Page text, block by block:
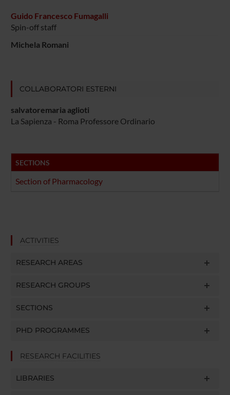
Guido Francesco Fumagalli
Spin-off staff
Michela Romani
COLLABORATORI ESTERNI
salvatoremaria aglioti
La Sapienza - Roma Professore Ordinario
SECTIONS
Section of Pharmacology
ACTIVITIES
RESEARCH AREAS
RESEARCH GROUPS
SECTIONS
PHD PROGRAMMES
RESEARCH FACILITIES
LIBRARIES